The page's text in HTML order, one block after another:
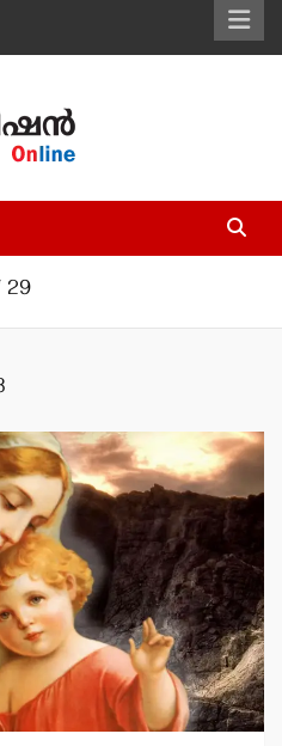
Online
Divine Clarity.
29